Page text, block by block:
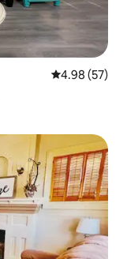
レビュー57
4.98 (57)